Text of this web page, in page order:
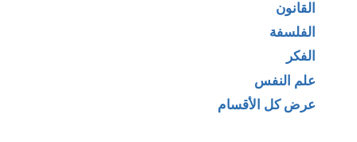
القانون
الفلسفة
الفكر
علم النفس
عرض كل الأقسام